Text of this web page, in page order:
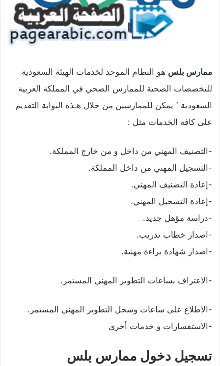
ممارس بلس هو النظام الموحد لخدمات الهيئة السعودية
للتخصصات الصحية للممارس الصحي في المملكة العربية
السعودية ٬ يمكن للممارسين من خلال هـذه البوابة التقديم
على كافة الخدمات مثل :
-التصنيف المهني من داخل و من خارج المملكة.
-التسجيل المهني من داخل المملكة.
-إعادة التصنيف المهني.
-إعادة التسجيل المهني.
-دراسة مؤهل جديد.
-اصدار خطاب تدريب.
-اصدار شهادة براءة مهنية.
-الاعتراف بساعات التطوير المهني المستمر.
-الاطلاع على ساعات وسجل التطوير المهني المستمر.
-الاستفسارات و خدمات أخرى
تسجيل دخول ممارس بلس